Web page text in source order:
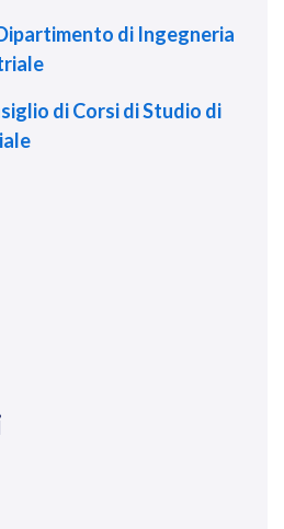
di Ingegneria
di Corsi di Studio di